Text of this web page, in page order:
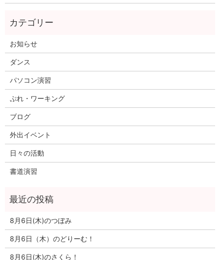
お知らせ
ダンス
パソコン演習
ぷれ・ワーキング
ブログ
外出イベント
日々の活動
書道演習
8月6日(木)のつぼみ
8月6日（木）のどりーむ！
8月6日(木)のさくら！